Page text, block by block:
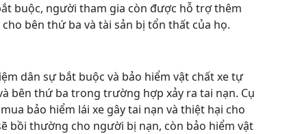
buộc, người tham gia còn được hỗ trợ thêm
bên thứ ba và tài sản bị tổn thất của họ.
dân sự bắt buộc và bảo hiểm vật chất xe tự
bên thứ ba trong trường hợp xảy ra tai nạn. Cụ
bảo hiểm lái xe gây tai nạn và thiệt hại cho
bồi thường cho người bị nạn, còn bảo hiểm vật